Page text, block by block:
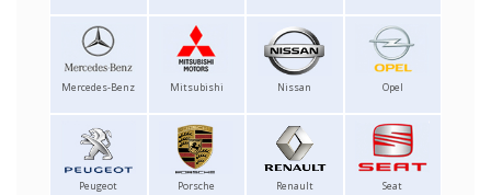
Mercedes-Benz Mitsubishi Nissan Opel
Peugeot Porsche Renault Seat